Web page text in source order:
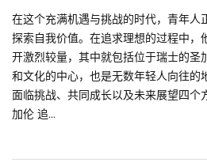
在这个充满机遇与挑战的时代，青年人
探索自我价值。在追求理想的过程中，
开激烈较量，其中就包括位于瑞士的圣
和文化的中心，也是无数年轻人向往的
面临挑战、共同成长以及未来展望四个
加伦 追...